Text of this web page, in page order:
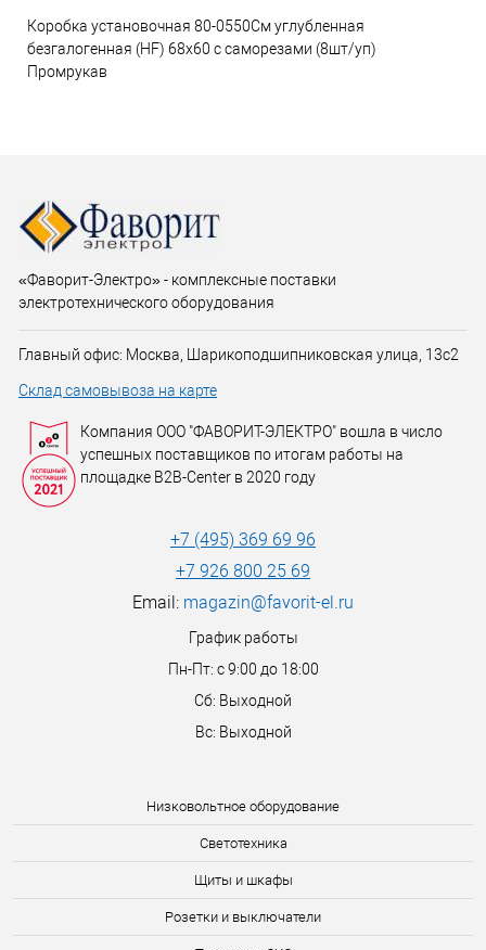
Коробка установочная 80-0550См углубленная
безгалогенная (HF) 68х60 с саморезами (8шт/уп)
Промрукав
Низковольтное оборудование
Светотехника
Щиты и шкафы
Розетки и выключатели
«Фаворит-Электро» - комплексные поставки
электротехнического оборудования
Главный офис: Москва, Шарикоподшипниковская улица, 13с2
Склад самовывоза на карте
Компания ООО "ФАВОРИТ-ЭЛЕКТРО" вошла в число
успешных поставщиков по итогам работы на
площадке B2B-Center в 2020 году
+7 (495) 369 69 96
+7 926 800 25 69
Email: magazin@favorit-el.ru
График работы
Пн-Пт: с 9:00 до 18:00
Сб: Выходной
Вс: Выходной